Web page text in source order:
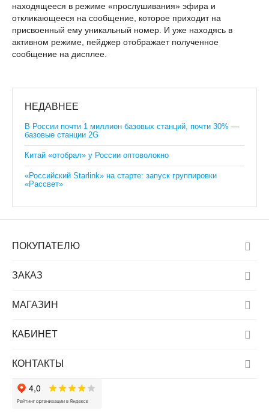
находящееся в режиме «прослушивания» эфира и
откликающееся на сообщение, которое приходит на
присвоенный ему уникальный номер. И уже находясь в
активном режиме, пейджер отображает полученное
сообщение на дисплее.
НЕДАВНЕЕ
В России почти 1 миллион базовых станций, почти 30% —
базовые станции 2G
Китай «отобрал» у России оптоволокно
«Российский Starlink» на старте: запуск группировки
«Рассвет»
ПОКУПАТЕЛЮ
ЗАКАЗ
МАГАЗИН
КАБИНЕТ
КОНТАКТЫ